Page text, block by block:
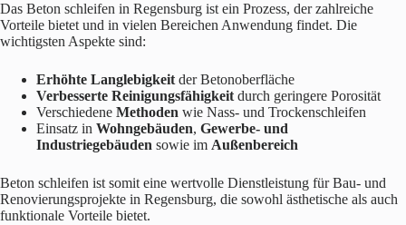
Das Beton schleifen in Regensburg ist ein Prozess, der zahlreiche
Vorteile bietet und in vielen Bereichen Anwendung findet. Die
wichtigsten Aspekte sind:
Erhöhte Langlebigkeit der Betonoberfläche
Verbesserte Reinigungsfähigkeit durch geringere Porosität
Verschiedene Methoden wie Nass- und Trockenschleifen
Einsatz in Wohngebäuden, Gewerbe- und
Industriegebäuden sowie im Außenbereich
Beton schleifen ist somit eine wertvolle Dienstleistung für Bau- und
Renovierungsprojekte in Regensburg, die sowohl ästhetische als auch
funktionale Vorteile bietet.